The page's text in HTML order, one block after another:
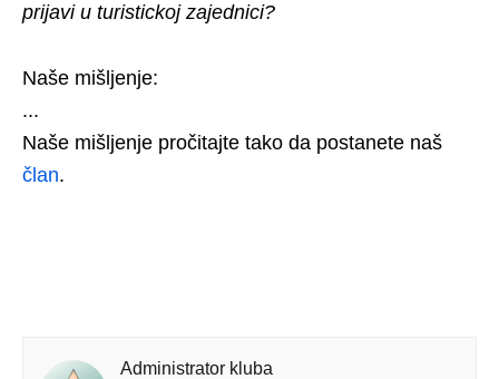
prijavi u turistickoj zajednici?
Naše mišljenje:
...
Naše mišljenje pročitajte tako da postanete naš
član.
Administrator kluba